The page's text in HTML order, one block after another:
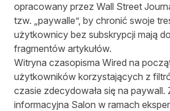
opracowany przez Wall Street
tzw. „paywalle”, by chronić swoje
użytkownicy bez subskrypcji mają
fragmentów artykułów.
Witryna czasopisma Wired na
użytkowników korzystających z
czasie zdecydowała się na paywall.
informacyjna Salon w ramach